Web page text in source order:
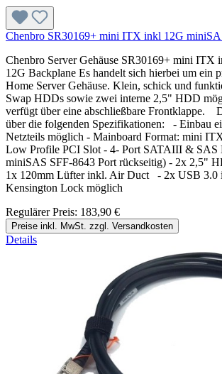
Chenbro SR30169+ mini ITX inkl 12G
Chenbro Server Gehäuse SR30169+ mini ITX
12G Backplane Es handelt sich hierbei um ein
Home Server Gehäuse. Klein, schick und
Swap HDDs sowie zwei interne 2,5" HDD
verfügt über eine abschließbare Frontklappe.
über die folgenden Spezifikationen: - Einbau
Netzteils möglich - Mainboard Format: mini
Low Profile PCI Slot - 4- Port SATAIII & SAS
miniSAS SFF-8643 Port rückseitig) - 2x 2,5"
1x 120mm Lüfter inkl. Air Duct - 2x USB
Kensington Lock möglich
Regulärer Preis: 183,90 €
Preise inkl. MwSt. zzgl. Versandkosten
Details